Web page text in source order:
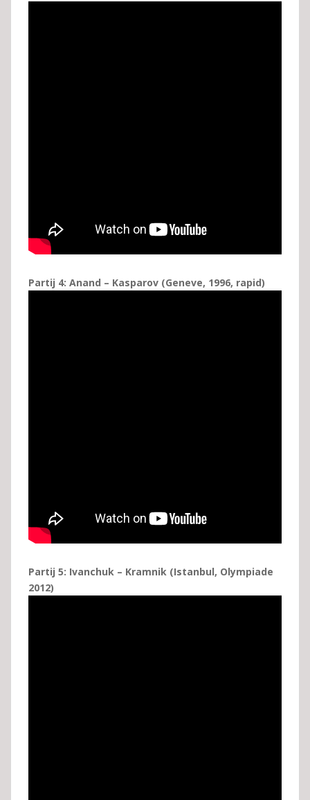
Partij 4: Anand – Kasparov (Geneve, 1996, rapid)
Partij 5: Ivanchuk – Kramnik (Istanbul, Olympiade
2012)